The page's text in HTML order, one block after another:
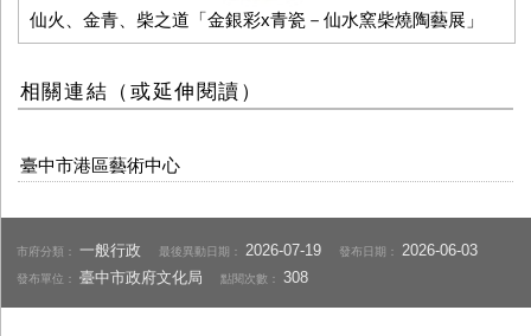
仙火、金青、柴之道「金銀彩x青瓷－仙水窯柴燒陶藝展」
相關連結（或延伸閱讀）
臺中市港區藝術中心
市府分類：一般行政 最後異動日期：2026-07-19 發布日期：2026-06-03
發布單位：臺中市政府文化局 點閱次數：308